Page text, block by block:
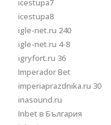
icestupa7
icestupa8
igle-net.ru 240
igle-net.ru 4-8
igryfort.ru 36
Imperador Bet
imperiaprazdnika.ru 30
inasound.ru
Inbet в България